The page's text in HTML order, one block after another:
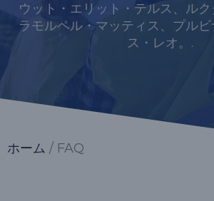
ウット・エリット・テルス、ル
ラモルペル・マッティス、プル
ス・レオ。.
ホーム / FAQ